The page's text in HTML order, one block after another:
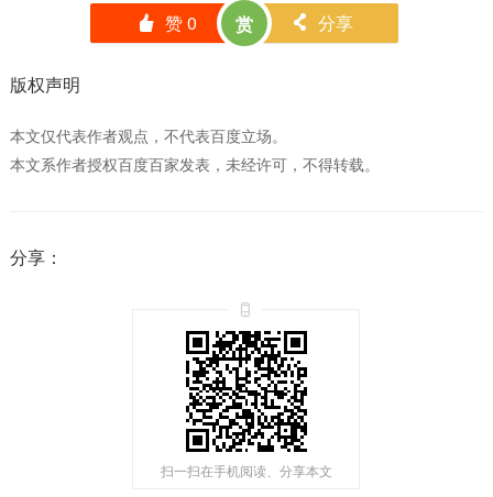
󰄼 赞0 赏 󰄯 分享
版权声明
本文仅代表作者观点，不代表百度立场。
本文系作者授权百度百家发表，未经许可，不得转载。
分享：
扫一扫在手机阅读、分享本文